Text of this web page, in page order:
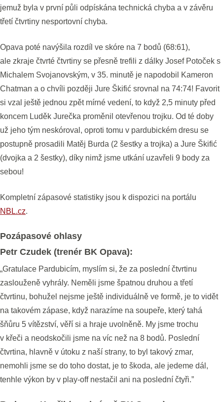
jemuž byla v první půli odpískána technická chyba a v závěru
třetí čtvrtiny nesportovní chyba.
Opava poté navýšila rozdíl ve skóre na 7 bodů (68:61),
ale zkraje čtvrté čtvrtiny se přesně trefili z dálky Josef Potoček s
Michalem Svojanovským, v 35. minutě je napodobil Kameron
Chatman a o chvíli později Jure Škifić srovnal na 74:74! Favorit
si vzal ještě jednou zpět mírné vedení, to když 2,5 minuty před
koncem Luděk Jurečka proměnil otevřenou trojku. Od té doby
už jeho tým neskóroval, oproti tomu v pardubickém dresu se
postupně prosadili Matěj Burda (2 šestky a trojka) a Jure Škifić
(dvojka a 2 šestky), díky nimž jsme utkání uzavřeli 9 body za
sebou!
Kompletní zápasové statistiky jsou k dispozici na portálu
NBL.cz.
Pozápasové ohlasy
Petr Czudek (trenér BK Opava):
„Gratulace Pardubicím, myslím si, že za poslední čtvrtinu
zaslouženě vyhrály. Neměli jsme špatnou druhou a třetí
čtvrtinu, bohužel nejsme ještě individuálně ve formě, je to vidět
na takovém zápase, když narazíme na soupeře, který tahá
šňůru 5 vítězství, věří si a hraje uvolněně. My jsme trochu
v křeči a neodskočili jsme na víc než na 8 bodů. Poslední
čtvrtina, hlavně v útoku z naší strany, to byl takový zmar,
nemohli jsme se do toho dostat, je to škoda, ale jedeme dál,
tenhle výkon by v play-off nestačil ani na poslední čtyři.”